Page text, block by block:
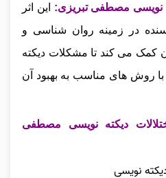
نویسی مصطفی تبریزی:
این اثر
در زمینه روان‌ شناسی و
کمک می‌ کند تا مشکلات دیکته‌
روش‌ های مناسب به بهبود آن
دیکته نویسی مصطفی
نویسی